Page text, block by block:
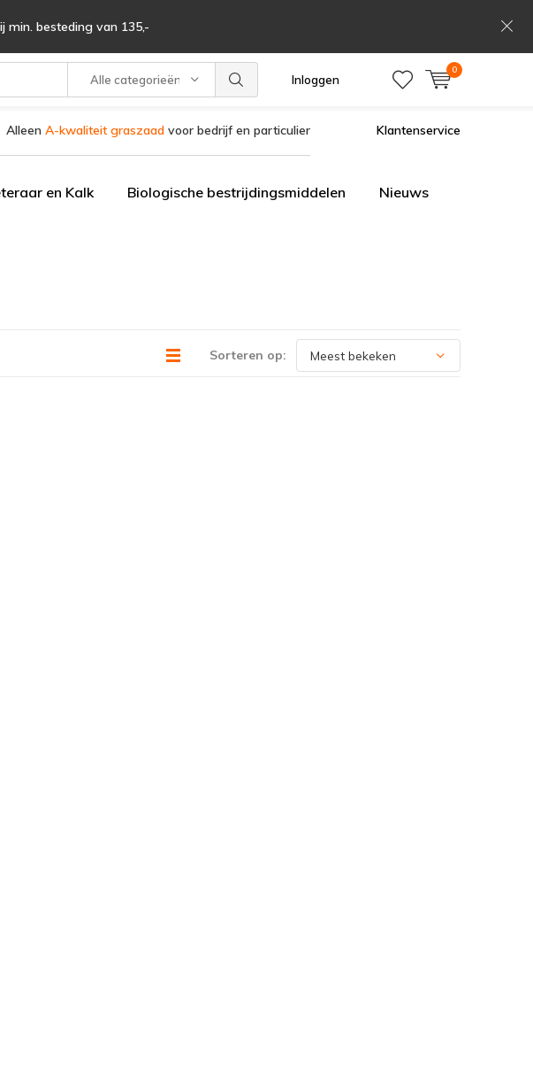
Alle categorieën Inloggen
0
min. besteding van 135,-
Alleen A-kwaliteit graszaad voor bedrijf en particulier Klantenservice
en Kalk Biologische bestrijdingsmiddelen Nieuws
Sorteren op: